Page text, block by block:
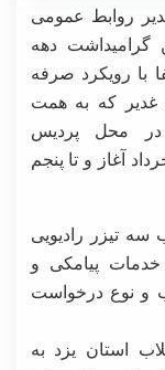
روابط عمومی
دهه
با رویکرد صرفه
غدیر که به همت
محل پردیس
استان یزد بنا شده است از ۳۱ خرداد آغاز و تا پنجم
سه تیزر رادیویی
۱۲۲، راهنمای خدمات پیامکی و
و نوع درخواست
استان یزد به